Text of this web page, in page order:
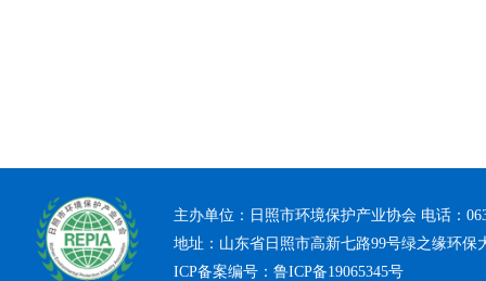
主办单位：日照市环境保护产业协会 电话：
地址：山东省日照市高新七路99号绿之缘环保
ICP备案编号： 鲁ICP备19065345号